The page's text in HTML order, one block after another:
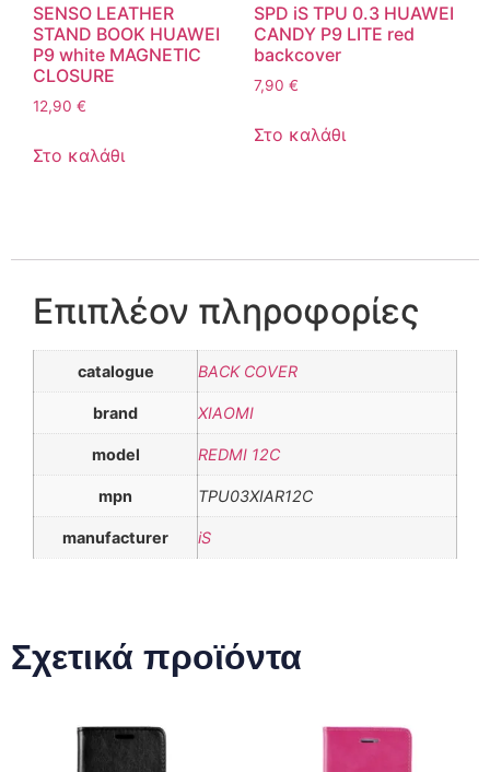
SENSO LEATHER
STAND BOOK HUAWEI
P9 white MAGNETIC
CLOSURE
12,90 €
Στο καλάθι
SPD iS TPU 0.3 HUAWEI
CANDY P9 LITE red
backcover
7,90 €
Στο καλάθι
Επιπλέον πληροφορίες
catalogue BACK COVER
brand XIAOMI
model REDMI 12C
mpn TPU03XIAR12C
manufacturer iS
Σχετικά προϊόντα